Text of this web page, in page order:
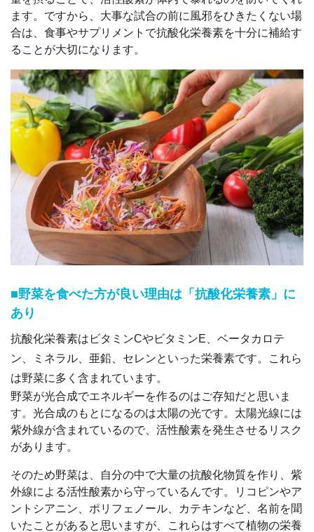
ます。ですから、大事な試合の前に風邪をひきたくない場
合は、食事やサプリメントで抗酸化栄養素を十分に補給す
ることが大切になります。
■野菜を食べた方が良い理由は「抗酸化栄養素」に
あり
抗酸化栄養素はビタミンCやビタミンE、ベータカロテ
ン、ミネラル、亜鉛、セレンといった栄養素です。これら
は野菜に多く含まれています。
野菜が光合成でエネルギーを作るのはご存知だと思いま
す。光合成のもとになるのは太陽の光です。太陽光線には
紫外線が含まれているので、活性酸素を発生させるリスク
があります。
そのため野菜は、自分の中で大量の抗酸化物質を作り、紫
外線による活性酸素から守っているんです。リコピンやア
ントシアニン、ポリフェノール、カテキンなど、名前を聞
いたことがあると思いますが、これらはすべて植物の栄養